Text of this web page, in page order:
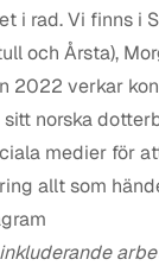
i rad. Vi finns i
och Årsta),
2022 verkar
norska
medier för
allt som